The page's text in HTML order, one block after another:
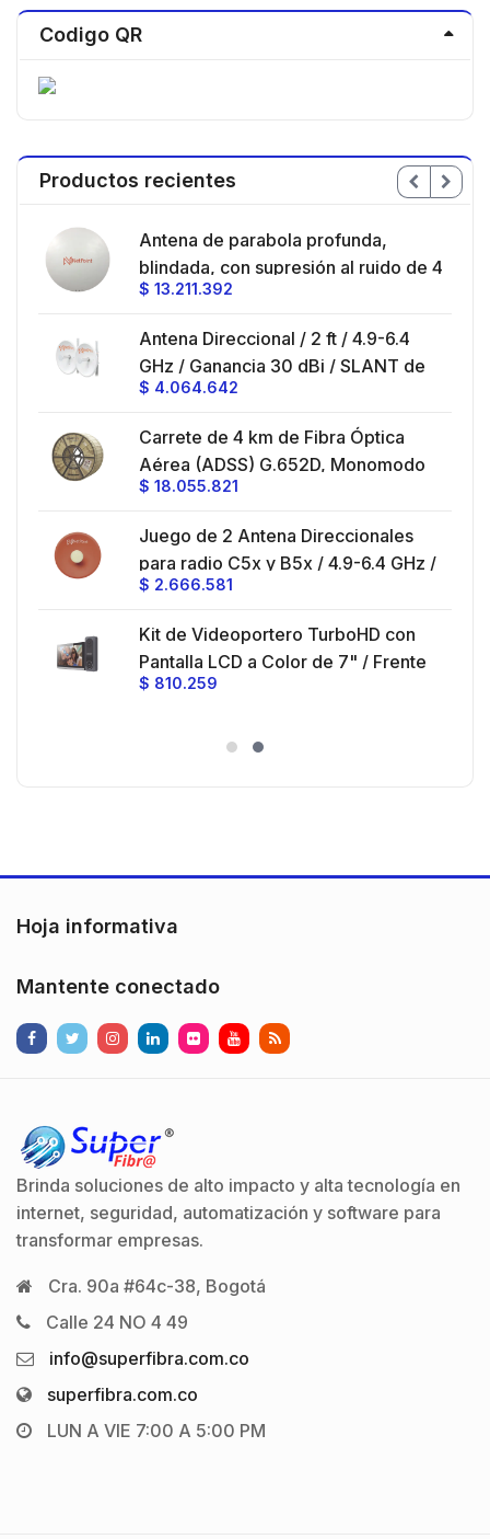
Codigo QR
Productos recientes
Antena de parabola profunda,
blindada, con supresión al ruido de 4
ft, 5.9-7.2 GHz, Ganancia 36 dBi con
hasta 80 km, Conectores N-hembra,
montaje con alineación milimétrica.
$13.211.392
Antena Direccional / 2 ft / 4.9-6.4
GHz / Ganancia 30 dBi / SLANT de
45 ° y 90 ° / Conector N-Hembra /
Montaje y jumpers incluidos.
$4.064.642
Carrete de 4 km de Fibra Óptica
Aérea (ADSS) G.652D, Monomodo
de 24 Hilos, Exterior, Span 200,
$18.055.821
Juego de 2 Antena Direccionales
para radio C5x y B5x / 4.9-6.4 GHz /
Ganancia 27 dBi / Montaje incluido.
$2.666.581
Kit de Videoportero TurboHD con
Pantalla LCD a Color de 7" / Frente
de Calle para Exterior de
)130° de Visión (Gran Angular)
$810.259
Hoja informativa
Mantente conectado
Brinda soluciones de alto impacto y alta tecnología en
internet, seguridad, automatización y software para
transformar empresas.
Cra. 90a #64c-38, Bogotá
Calle 24 NO 4 49
info@superfibra.com.co
superfibra.com.co
LUN A VIE 7:00 A 5:00 PM